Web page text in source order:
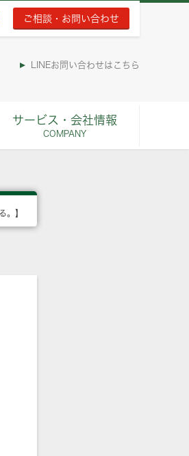
ご相談・お問い合わせ
LINEお問い合わせはこちら
サービス・会社情報
COMPANY
。】